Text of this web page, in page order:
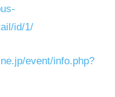
id/1/
event/info.php?